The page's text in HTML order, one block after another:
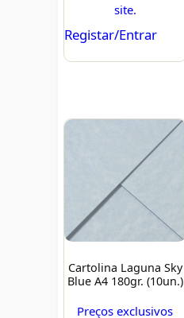
site.
Registar/Entrar
Cartolina Laguna Sky
Blue A4 180gr. (10un.)
Preços exclusivos